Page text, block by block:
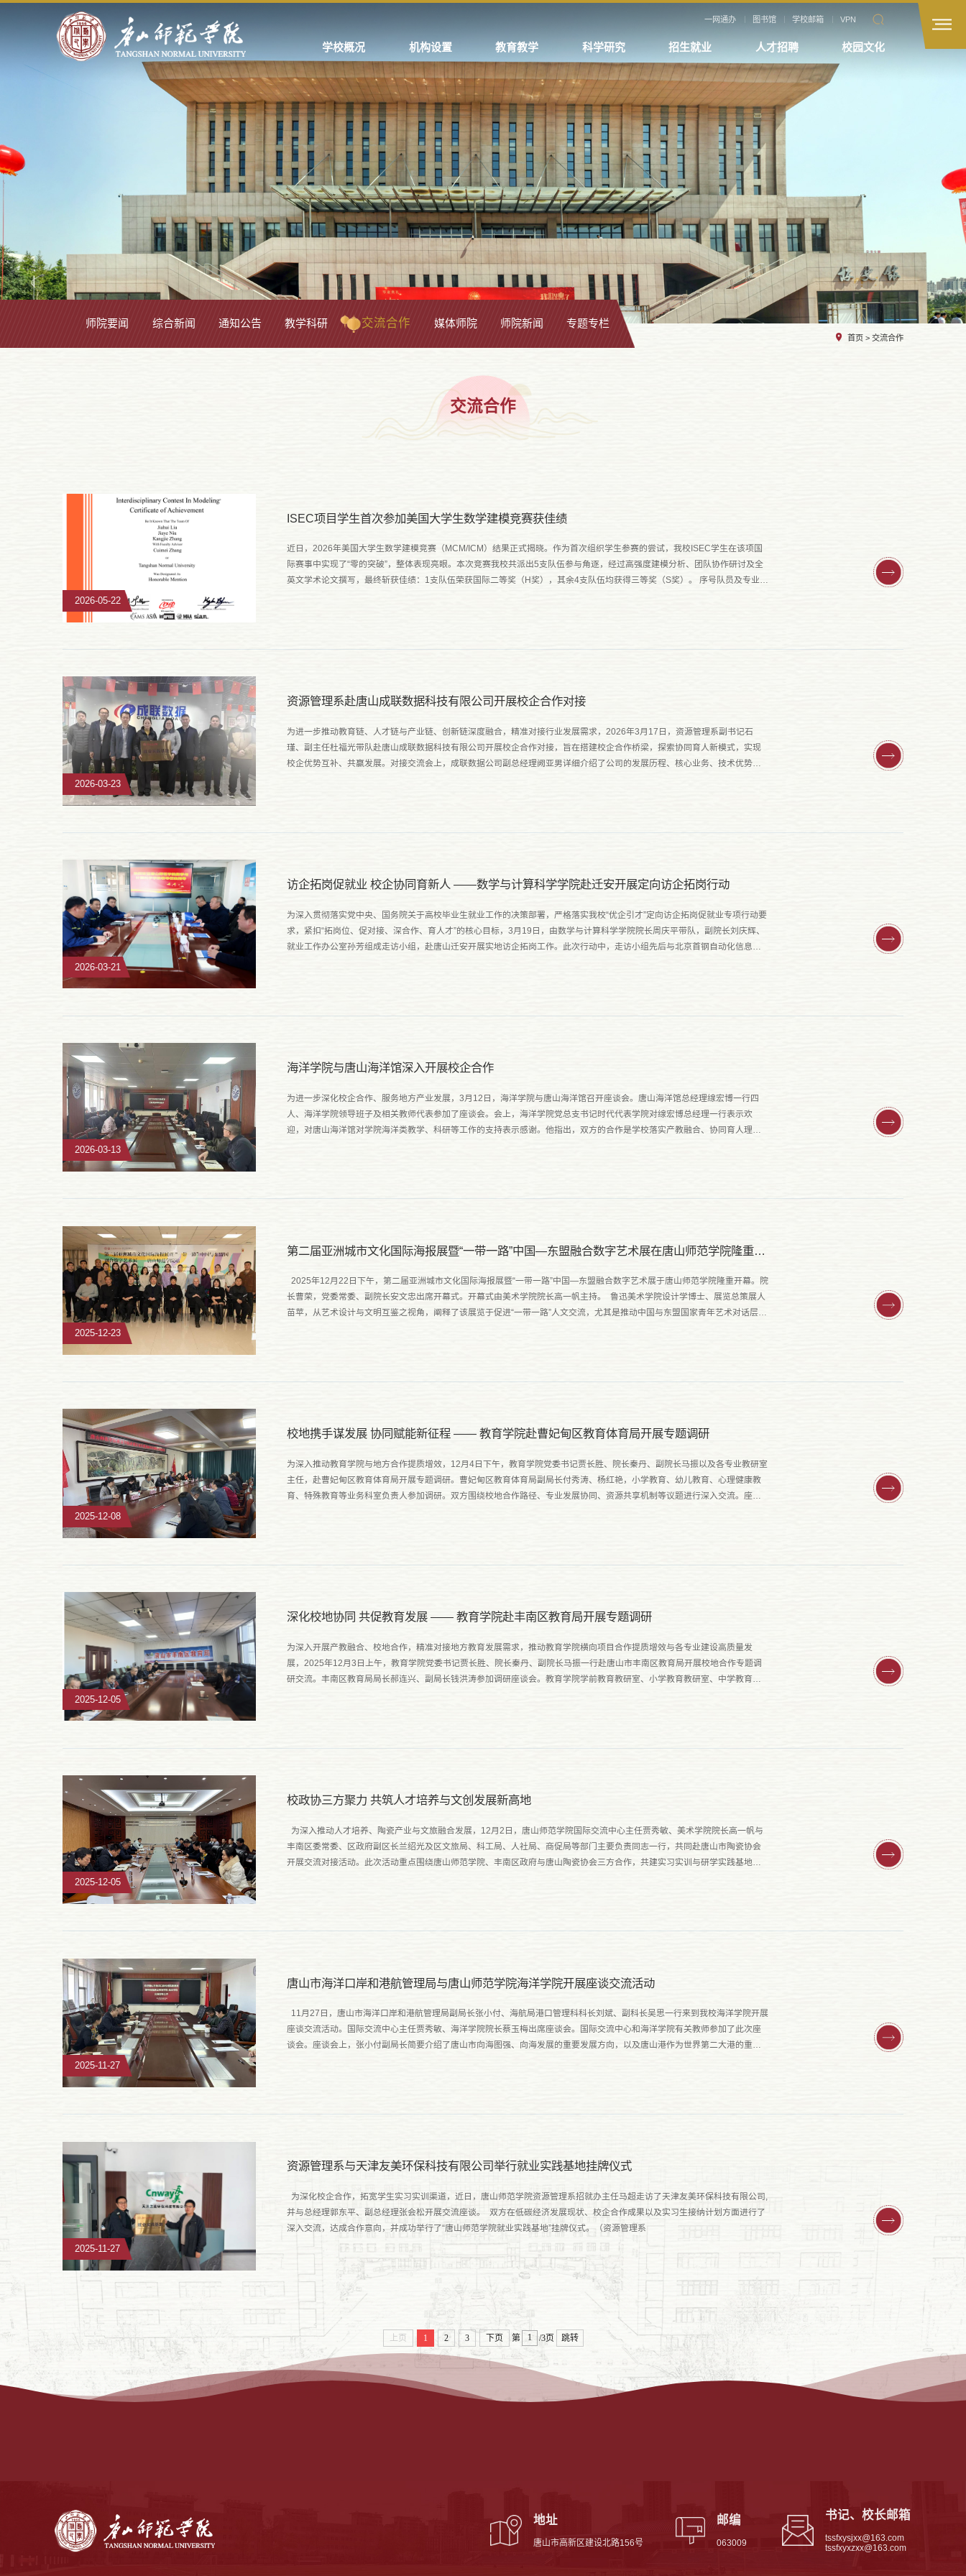
一网通办 图书馆 学校邮箱 VPN
学校概况 机构设置 教育教学 科学研究 招生就业 人才招聘 校园文化
师院要闻 综合新闻 通知公告 教学科研 交流合作 媒体师院 师院新闻 专题专栏
首页 > 交流合作
交流合作
2026-05-22
ISEC项目学生首次参加美国大学生数学建模竞赛获佳绩
近日，2026年美国大学生数学建模竞赛（MCM/ICM）结果正式揭晓。作为首次组织学生参赛的尝试，我校ISEC学生在该项国
际赛事中实现了“零的突破”，整体表现亮眼。本次竞赛我校共派出5支队伍参与角逐，经过高强度建模分析、团队协作研讨及全
英文学术论文撰写，最终斩获佳绩：1支队伍荣获国际二等奖（H奖），其余4支队伍均获得三等奖（S奖）。 序号队员及专业指
2026-03-23
资源管理系赴唐山成联数据科技有限公司开展校企合作对接
为进一步推动教育链、人才链与产业链、创新链深度融合，精准对接行业发展需求，2026年3月17日，资源管理系副书记石
瑾、副主任杜福光带队赴唐山成联数据科技有限公司开展校企合作对接，旨在搭建校企合作桥梁，探索协同育人新模式，实现
校企优势互补、共赢发展。对接交流会上，成联数据公司副总经理阙亚男详细介绍了公司的发展历程、核心业务、技术优势以
2026-03-21
访企拓岗促就业 校企协同育新人 ——数学与计算科学学院赴迁安开展定向访企拓岗行动
为深入贯彻落实党中央、国务院关于高校毕业生就业工作的决策部署，严格落实我校“优企引才”定向访企拓岗促就业专项行动要
求，紧扣“拓岗位、促对接、深合作、育人才”的核心目标，3月19日，由数学与计算科学学院院长周庆平带队，副院长刘庆辉、
就业工作办公室孙芳组成走访小组，赴唐山迁安开展实地访企拓岗工作。此次行动中，走访小组先后与北京首钢自动化信息技
2026-03-13
海洋学院与唐山海洋馆深入开展校企合作
为进一步深化校企合作、服务地方产业发展，3月12日，海洋学院与唐山海洋馆召开座谈会。唐山海洋馆总经理缐宏博一行四
人、海洋学院领导班子及相关教师代表参加了座谈会。会上，海洋学院党总支书记时代代表学院对缐宏博总经理一行表示欢
迎，对唐山海洋馆对学院海洋类教学、科研等工作的支持表示感谢。他指出，双方的合作是学校落实产教融合、协同育人理念
2025-12-23
2025年12月22日下午，第二届亚洲城市文化国际海报展暨“一带一路”中国—东盟融合数字艺术展于唐山师范学院隆重开幕。院
长曹荣，党委常委、副院长安文忠出席开幕式。开幕式由美术学院院长高一帆主持。 鲁迅美术学院设计学博士、展览总策展人
苗苹，从艺术设计与文明互鉴之视角，阐释了该展览于促进“一带一路”人文交流，尤其是推动中国与东盟国家青年艺术对话层面
2025-12-08
校地携手谋发展 协同赋能新征程 —— 教育学院赴曹妃甸区教育体育局开展专题调研
为深入推动教育学院与地方合作提质增效，12月4日下午，教育学院党委书记贾长胜、院长秦丹、副院长马振以及各专业教研室
主任，赴曹妃甸区教育体育局开展专题调研。曹妃甸区教育体育局副局长付秀涛、杨红艳，小学教育、幼儿教育、心理健康教
育、特殊教育等业务科室负责人参加调研。双方围绕校地合作路径、专业发展协同、资源共享机制等议题进行深入交流。座谈
2025-12-05
深化校地协同 共促教育发展 —— 教育学院赴丰南区教育局开展专题调研
为深入开展产教融合、校地合作，精准对接地方教育发展需求，推动教育学院横向项目合作提质增效与各专业建设高质量发
展，2025年12月3日上午，教育学院党委书记贾长胜、院长秦丹、副院长马振一行赴唐山市丰南区教育局开展校地合作专题调
研交流。丰南区教育局局长郝连兴、副局长钱洪涛参加调研座谈会。教育学院学前教育教研室、小学教育教研室、中学教育教
2025-12-05
校政协三方聚力 共筑人才培养与文创发展新高地
为深入推动人才培养、陶瓷产业与文旅融合发展，12月2日，唐山师范学院国际交流中心主任贾秀敏、美术学院院长高一帆与
丰南区委常委、区政府副区长兰绍光及区文旅局、科工局、人社局、商促局等部门主要负责同志一行，共同赴唐山市陶瓷协会
开展交流对接活动。此次活动重点围绕唐山师范学院、丰南区政府与唐山陶瓷协会三方合作，共建实习实训与研学实践基地、
2025-11-27
唐山市海洋口岸和港航管理局与唐山师范学院海洋学院开展座谈交流活动
11月27日，唐山市海洋口岸和港航管理局副局长张小付、海航局港口管理科科长刘斌、副科长吴思一行来到我校海洋学院开展
座谈交流活动。国际交流中心主任贾秀敏、海洋学院院长蔡玉梅出席座谈会。国际交流中心和海洋学院有关教师参加了此次座
谈会。座谈会上，张小付副局长简要介绍了唐山市向海图强、向海发展的重要发展方向，以及唐山港作为世界第二大港的重要
2025-11-27
资源管理系与天津友美环保科技有限公司举行就业实践基地挂牌仪式
为深化校企合作，拓宽学生实习实训渠道，近日，唐山师范学院资源管理系招就办主任马超走访了天津友美环保科技有限公司,
并与总经理郭东平、副总经理张会松开展交流座谈。 双方在低碳经济发展现状、校企合作成果以及实习生接纳计划方面进行了
深入交流，达成合作意向，并成功举行了“唐山师范学院就业实践基地”挂牌仪式。（资源管理系
上页 1 2 3 下页 第 /3页 跳转
地址
唐山市高新区建设北路156号
邮编
063009
书记、校长邮箱
tssfxysjxx@163.com
tssfxyxzxx@163.com